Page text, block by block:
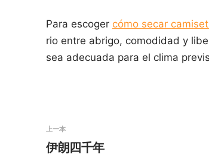
Para escoger cómo secar
rio entre abrigo, comodidad y
sea adecuada para el clima
上一本
伊朗四千年